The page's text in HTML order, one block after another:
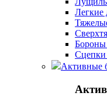
Легкие
Бороны
Сцепки
Активные